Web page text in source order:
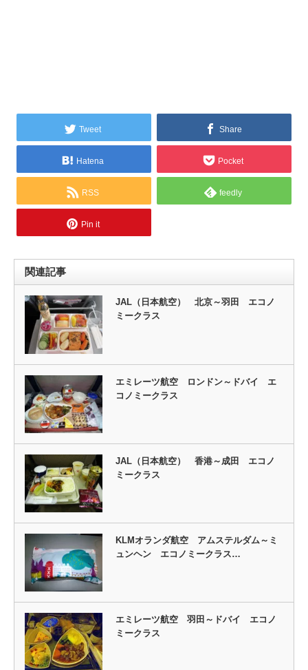
Tweet Share
Hatena Pocket
RSS feedly
Pin it
関連記事
JAL（日本航空） 北京～羽田 エコノ
ミークラス
エミレーツ航空 ロンドン～ドバイ エ
コノミークラス
JAL（日本航空） 香港～成田 エコノ
ミークラス
KLMオランダ航空 アムステルダム～ミ
ュンヘン エコノミークラス…
エミレーツ航空 羽田～ドバイ エコノ
ミークラス